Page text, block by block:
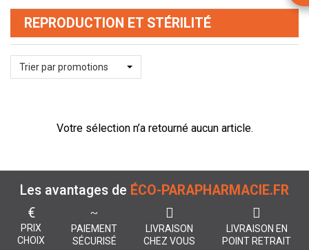
REPRODUCTION ET STÉRILITÉ
Trier par promotions
Votre sélection n’a retourné aucun article.
Les avantages de ÉCO-PARAPHARMACIE.FR
€
PRIX
CHOIX
PAIEMENT
SÉCURISÉ
LIVRAISON
CHEZ VOUS
LIVRAISON EN
POINT RETRAIT